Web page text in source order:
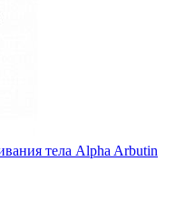
тела Alpha Arbutin